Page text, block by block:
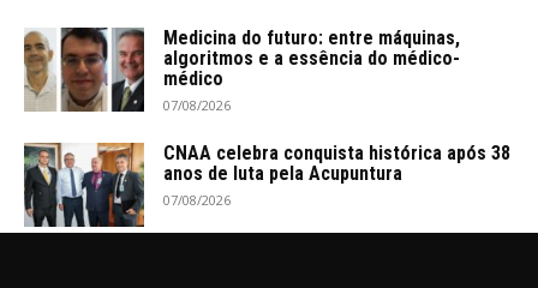
Medicina do futuro: entre máquinas,
algoritmos e a essência do médico-
médico
07/08/2026
CNAA celebra conquista histórica após 38
anos de luta pela Acupuntura
07/08/2026